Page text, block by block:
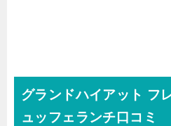
グランドハイアット フ
ュッフェランチ口コミ